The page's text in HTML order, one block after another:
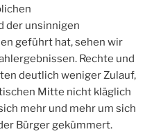
der unsinnigen
geführt hat, sehen wir
Rechte und
deutlich weniger Zulauf,
Mitte nicht kläglich
mehr und mehr um sich
Bürger gekümmert.